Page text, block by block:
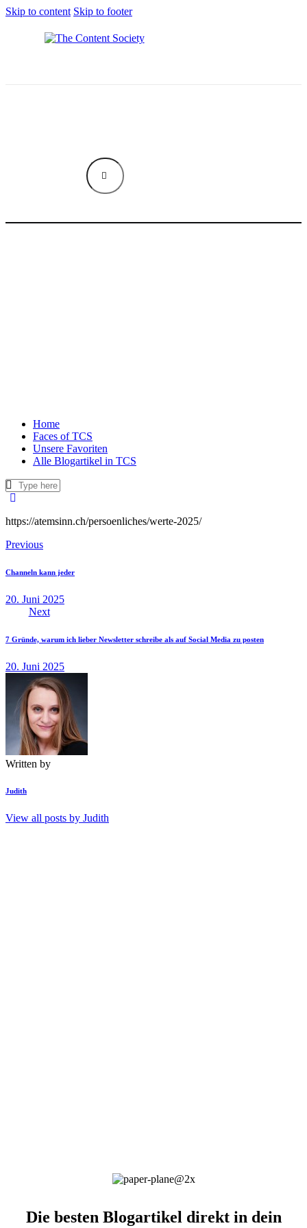
Skip to content Skip to footer
Home
Faces of TCS
Unsere Favoriten
Alle Blogartikel in TCS
https://atemsinn.ch/persoenliches/werte-2025/
Beitragsnavigation
Previous
Channeln kann jeder
20. Juni 2025
Next
7 Gründe, warum ich lieber Newsletter schreibe als auf Social Media zu posten
20. Juni 2025
Written by
Judith
View all posts by Judith
Die besten Blogartikel direkt in dein